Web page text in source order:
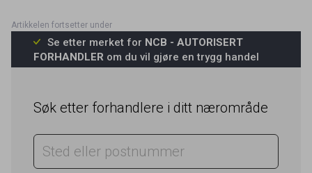
Se etter merket for NCB - AUTORISERT
FORHANDLER om du vil gjøre en trygg handel
Søk etter forhandlere i ditt nærområde